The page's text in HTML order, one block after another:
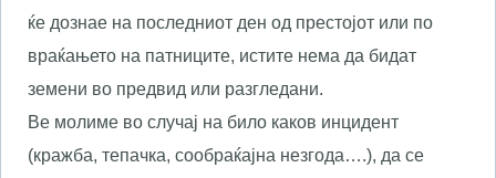
ќе дознае на последниот ден од престојот или по
враќањето на патниците, истите нема да бидат
земени во предвид или разгледани.
Ве молиме во случај на било каков инцидент
(кражба, тепачка, сообраќајна незгода….), да се